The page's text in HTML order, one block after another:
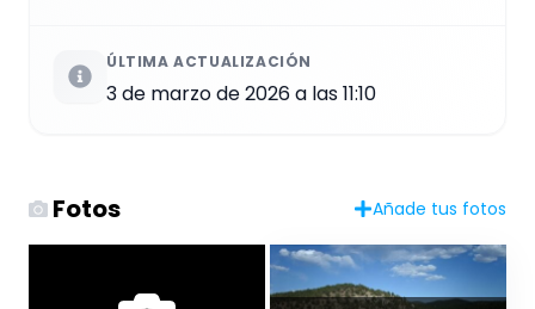
ÚLTIMA ACTUALIZACIÓN
3 de marzo de 2026 a las 11:10
Fotos Añade tus fotos